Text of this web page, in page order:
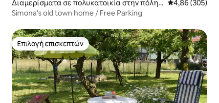
Διαμερίσματα σε πολυκατοικία στην πόλη
Λιουμπλιάνα
Μέση
4,86 (305)
Simona's old town home / Free Parking
Επιλογή επισκεπτών
Επιλογή επισκεπτών